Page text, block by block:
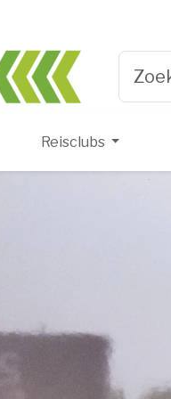
Herman
Reisclubs